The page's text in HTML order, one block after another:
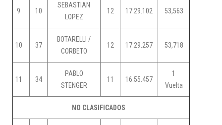
9 10
SEBASTIAN
LOPEZ
12 17:29.102 53,563
10 37
BOTARELLI /
CORBETO
12 17:29.257 53,718
11 34
PABLO
STENGER
11 16:55.457
1
Vuelta
NO CLASIFICADOS